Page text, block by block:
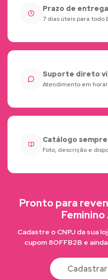
Prazo de
7 dias úteis para todo
Suporte direto
Atendimento em
Catálogo
Foto, descrição e
Pronto para
Feminino
Cadastre o CNPJ da sua
cupom 8OFFB2B e
Cadastrar